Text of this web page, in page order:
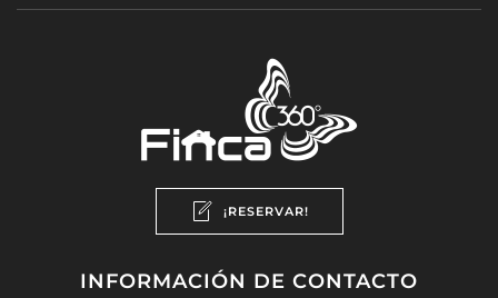
¡RESERVAR!
INFORMACIÓN DE CONTACTO